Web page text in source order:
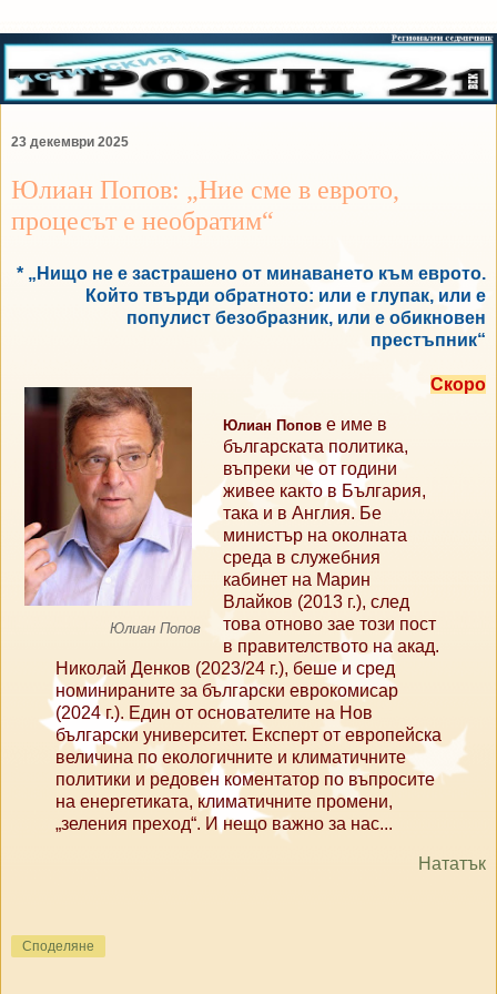
23 декември 2025
Юлиан Попов: „Ние сме в еврото,
процесът е необратим“
* „Нищо не е застрашено от минаването към еврото.
Който твърди обратното: или е глупак, или е
популист безобразник, или е обикновен
престъпник“
Юлиан Попов
Скоро
Юлиан Попове име в
българската политика,
въпреки че от години
живее както в България,
така и в Англия. Бе
министър на околната
среда в служебния
кабинет на Марин
Влайков (2013 г.), след
това отново зае този пост
в правителството на акад.
Николай Денков (2023/24 г.), беше и сред
номинираните за български еврокомисар
(2024 г.). Един от основателите на Нов
български университет. Експерт от европейска
величина по екологичните и климатичните
политики и редовен коментатор по въпросите
на енергетиката, климатичните промени,
„зеления преход“. И нещо важно за нас...
Нататък
Споделяне